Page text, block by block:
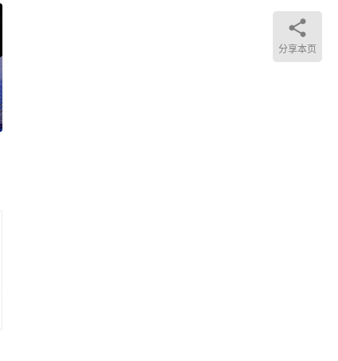
分享本页